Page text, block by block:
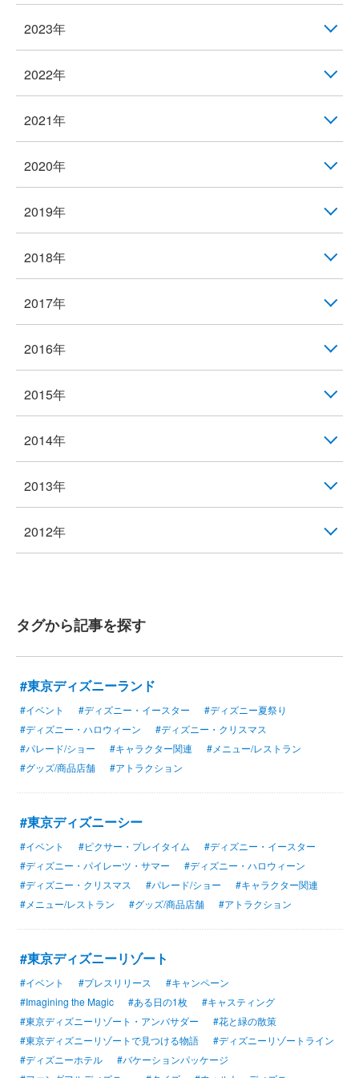
2023年
2022年
2021年
2020年
2019年
2018年
2017年
2016年
2015年
2014年
2013年
2012年
タグから記事を探す
#東京ディズニーランド
#イベント #ディズニー・イースター
#ディズニー夏祭り
#ディズニー・ハロウィーン
#ディズニー・クリスマス
#パレード/ショー
#キャラクター関連
#メニュー/レストラン
#グッズ/商品店舗
#アトラクション
#東京ディズニーシー
#イベント #ピクサー・プレイタイム
#ディズニー・イースター
#ディズニー・パイレーツ・サマー
#ディズニー・ハロウィーン
#ディズニー・クリスマス
#パレード/ショー
#キャラクター関連
#メニュー/レストラン
#グッズ/商品店舗 #アトラクション
#東京ディズニーリゾート
#イベント #プレスリリース
#キャンペーン
#Imagining the Magic
#ある日の1枚
#キャスティング
#東京ディズニーリゾート・アンバサダー
#花と緑の散策
#東京ディズニーリゾートで見つける物語
#ディズニーリゾートライン
#ディズニーホテル
#バケーションパッケージ